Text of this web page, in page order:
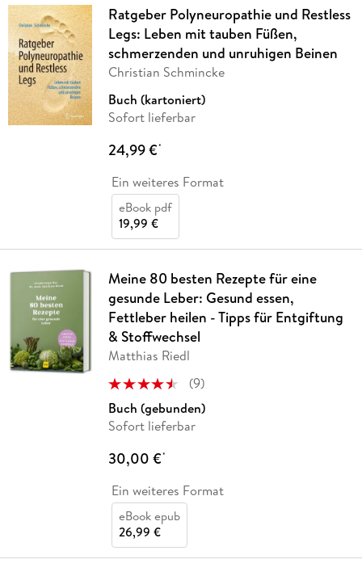
Ratgeber Polyneuropathie und Restless
Legs: Leben mit tauben Füßen,
schmerzenden und unruhigen Beinen
Christian Schmincke
Buch (kartoniert)
Sofort lieferbar
24,99 €*
Ein weiteres Format
eBook pdf
19,99 €
Meine 80 besten Rezepte für eine
gesunde Leber: Gesund essen,
Fettleber heilen - Tipps für Entgiftung
& Stoffwechsel
Matthias Riedl
(9)
Buch (gebunden)
Sofort lieferbar
30,00 €*
Ein weiteres Format
eBook epub
26,99 €